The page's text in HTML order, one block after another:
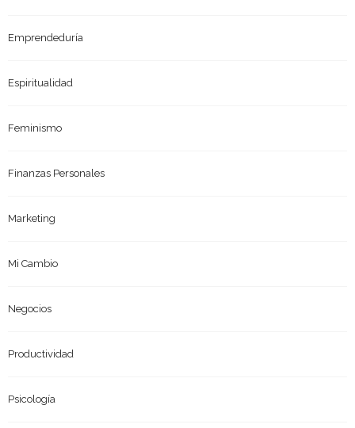
Emprendeduría
Espiritualidad
Feminismo
Finanzas Personales
Marketing
Mi Cambio
Negocios
Productividad
Psicología